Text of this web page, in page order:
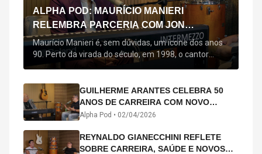
ALPHA POD: MAURÍCIO MANIERI
RELEMBRA PARCERIA COM JON
SECADA, ORIGEM DE "BEM QUERER" E
MAIS
Maurício Manieri é, sem dúvidas, um ícone dos anos
90. Perto da virada do século, em 1998, o cantor
estreou oficialmente com o seu primeiro disco, "A
acompanham até hoje, quase trinta anos mais tarde:
"Bem Querer" e "Minha Menina". Em 2026, o astro
segue com o […]
GUILHERME ARANTES CELEBRA 50
ANOS DE CARREIRA COM NOVO
ÁLBUM INTERDIMENSIONAL E TURNÊ
Alpha Pod • 02/04/2026
REYNALDO GIANECCHINI REFLETE
SOBRE CARREIRA, SAÚDE E NOVOS